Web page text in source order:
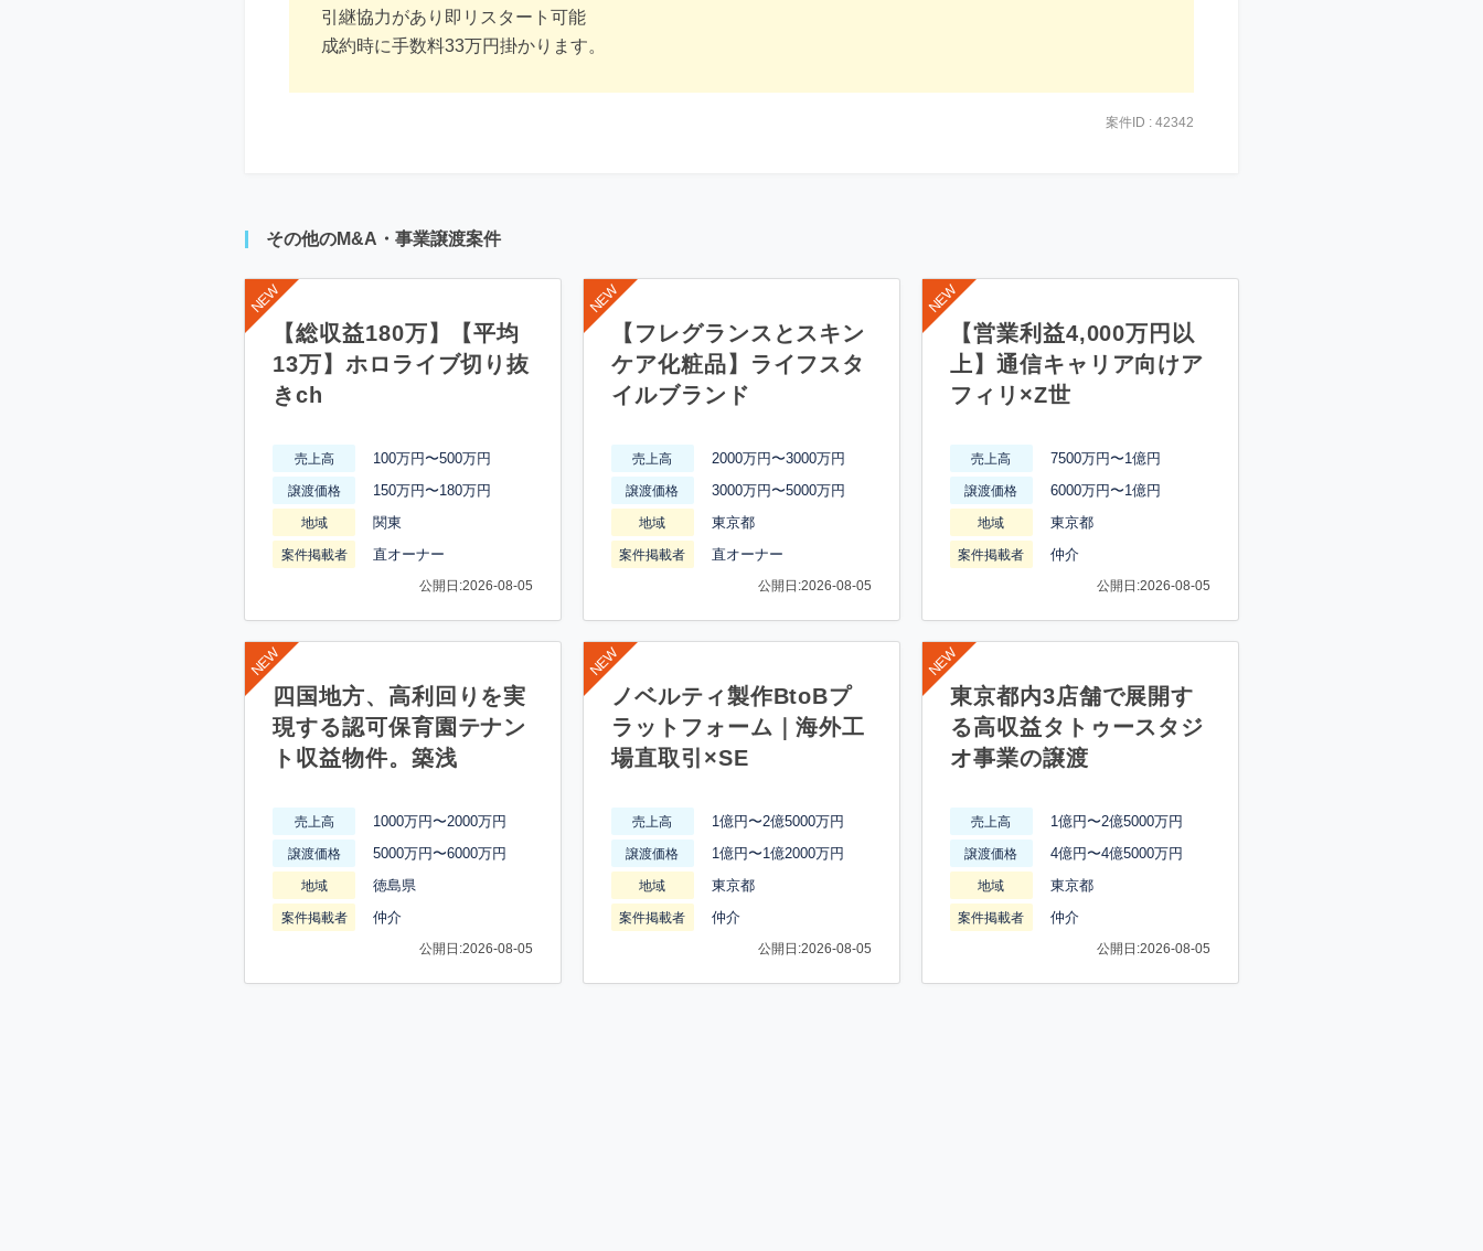
引継協力があり即リスタート可能
成約時に手数料33万円掛かります。
案件ID : 42342
その他のM&A・事業譲渡案件
【総収益180万】【平均
13万】ホロライブ切り抜
きch
売上高 100万円〜500万円
譲渡価格 150万円〜180万円
地域 関東
案件掲載者 直オーナー
公開日:2026-08-05
【フレグランスとスキン
ケア化粧品】ライフスタ
イルブランド
売上高 2000万円〜3000万円
譲渡価格 3000万円〜5000万円
地域 東京都
案件掲載者 直オーナー
公開日:2026-08-05
【営業利益4,000万円以
上】通信キャリア向けア
フィリ×Z世
売上高 7500万円〜1億円
譲渡価格 6000万円〜1億円
地域 東京都
案件掲載者 仲介
公開日:2026-08-05
四国地方、高利回りを実
現する認可保育園テナン
ト収益物件。築浅
売上高 1000万円〜2000万円
譲渡価格 5000万円〜6000万円
地域 徳島県
案件掲載者 仲介
公開日:2026-08-05
ノベルティ製作BtoBプ
ラットフォーム｜海外工
場直取引×SE
売上高 1億円〜2億5000万円
譲渡価格 1億円〜1億2000万円
地域 東京都
案件掲載者 仲介
公開日:2026-08-05
東京都内3店舗で展開す
る高収益タトゥースタジ
オ事業の譲渡
売上高 1億円〜2億5000万円
譲渡価格 4億円〜4億5000万円
地域 東京都
案件掲載者 仲介
公開日:2026-08-05